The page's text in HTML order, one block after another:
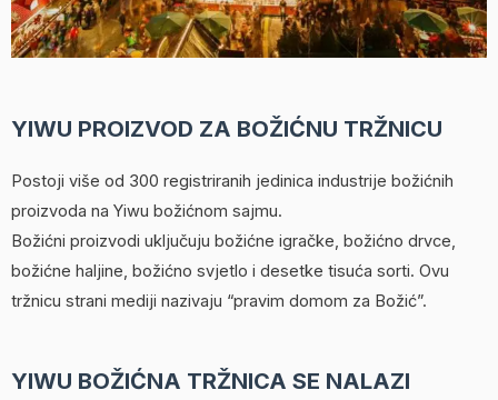
YIWU PROIZVOD ZA BOŽIĆNU TRŽNICU
Postoji više od 300 registriranih jedinica industrije božićnih
proizvoda na Yiwu božićnom sajmu.
Božićni proizvodi uključuju božićne igračke, božićno drvce,
božićne haljine, božićno svjetlo i desetke tisuća sorti. Ovu
tržnicu strani mediji nazivaju “pravim domom za Božić”.
YIWU BOŽIĆNA TRŽNICA SE NALAZI